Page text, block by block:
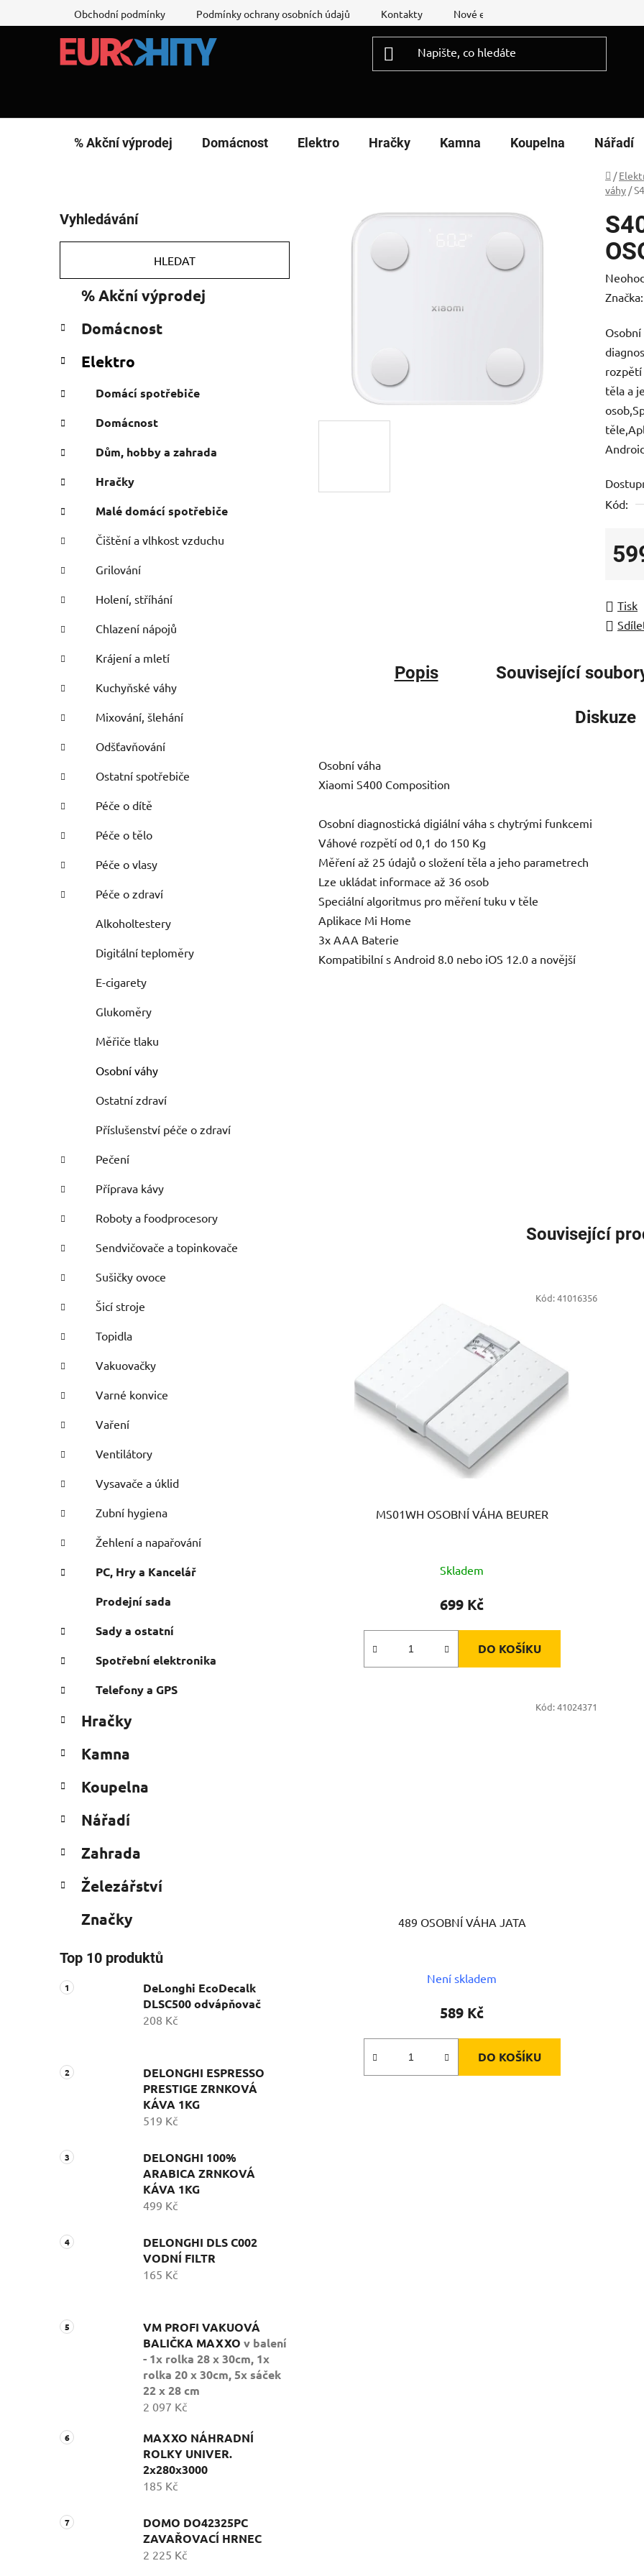
na
Obchodní podmínky Podmínky ochrany osobních údajů Kontakty Nové energetické štítky
% Akční výprodej Domácnost Elektro Hračky Kamna Koupelna Nářadí
Domů
/
váhy /
o
s
r
n
í
a
e
l
Vyhledávání
HLEDAT
kategorie
e
o
i
% Akční výprodej
Domácnost
Elektro
Domácí spotřebiče
Domácnost
Dům, hobby a zahrada
Hračky
Malé domácí spotřebiče
Čištění a vlhkost vzduchu
Grilování
Holení, stříhání
Chlazení nápojů
Krájení a mletí
Kuchyňské váhy
Mixování, šlehání
Odšťavňování
Ostatní spotřebiče
Péče o dítě
Péče o tělo
Péče o vlasy
Péče o zdraví
Alkoholtestery
Digitální teploměry
E-cigarety
Glukoměry
Měřiče tlaku
Osobní váhy
Ostatní zdraví
Příslušenství péče o zdraví
Pečení
Příprava kávy
Roboty a foodprocesory
Sendvičovače a topinkovače
Sušičky ovoce
Šicí stroje
Topidla
Vakuovačky
Varné konvice
Vaření
Ventilátory
Vysavače a úklid
Zubní hygiena
Žehlení a napařování
PC, Hry a Kancelář
Prodejní sada
Sady a ostatní
Spotřební elektronika
Telefony a GPS
Hračky
Kamna
Koupelna
Nářadí
Zahrada
Železářství
Značky
Top 10 produktů
DeLonghi EcoDecalk
DLSC500 odvápňovač
208 Kč
DELONGHI ESPRESSO
PRESTIGE ZRNKOVÁ
KÁVA 1KG
519 Kč
DELONGHI 100%
ARABICA ZRNKOVÁ
KÁVA 1KG
499 Kč
DELONGHI DLS C002
VODNÍ FILTR
165 Kč
VM PROFI VAKUOVÁ
BALIČKA MAXXO v balení
- 1x rolka 28 x 30cm, 1x
rolka 20 x 30cm, 5x sáček
22 x 28 cm
2 097 Kč
MAXXO NÁHRADNÍ
ROLKY UNIVER.
2x280x3000
185 Kč
DOMO DO42325PC
ZAVAŘOVACÍ HRNEC
2 225 Kč
je
0,0
z
5
Značka:
rozpětí
těla a
Kód:
Tisk
Popis Související
Diskuze
Osobní váha
Xiaomi S400 Composition
Osobní diagnostická digiální váha s chytrými funkcemi
Váhové rozpětí od 0,1 do 150 Kg
Měření až 25 údajů o složení těla a jeho parametrech
Lze ukládat informace až 36 osob
Speciální algoritmus pro měření tuku v těle
Aplikace Mi Home
3x AAA Baterie
Kompatibilní s Android 8.0 nebo iOS 12.0 a novější
Související
MS01WH OSOBNÍ VÁHA BEURER
Skladem
699 Kč
DO KOŠÍKU
Kód:41016356
489 OSOBNÍ VÁHA JATA
Není skladem
589 Kč
DO KOŠÍKU
Kód:41024371